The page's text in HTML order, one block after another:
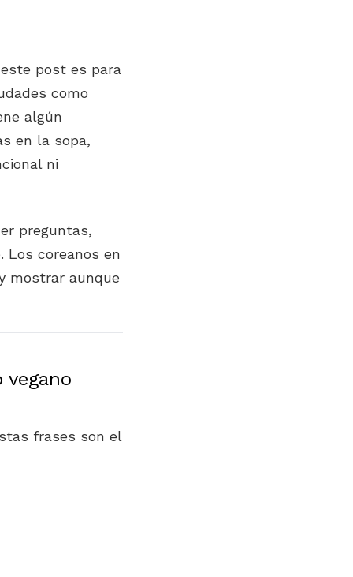
post es para
como
algún
en la sopa,
ni
preguntas,
coreanos en
mostrar aunque
frases son el